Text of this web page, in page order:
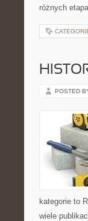
różnych
POSTED
kategorie to
wiele